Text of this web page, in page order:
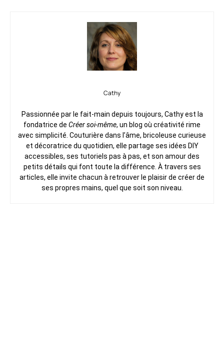
Cathy
Passionnée par le fait-main depuis toujours, Cathy est la
fondatrice de Créer soi-même, un blog où créativité rime
avec simplicité. Couturière dans l’âme, bricoleuse curieuse
et décoratrice du quotidien, elle partage ses idées DIY
accessibles, ses tutoriels pas à pas, et son amour des
petits détails qui font toute la différence. À travers ses
articles, elle invite chacun à retrouver le plaisir de créer de
ses propres mains, quel que soit son niveau.